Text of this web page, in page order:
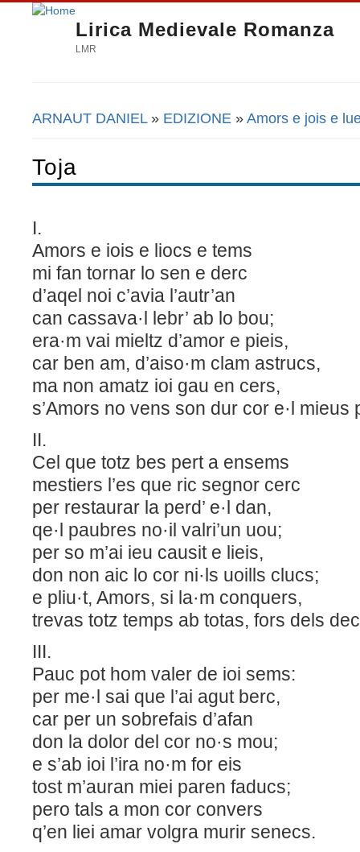
Lirica Medievale Romanza
LMR
Tu sei qui
ARNAUT DANIEL» EDIZIONE » Amors e jois e
Toja
I.
Amors e iois e liocs e tems
mi fan tornar lo sen e derc
d’aqel noi c’avia l’autr’an
can cassava·l lebr’ ab lo bou;
era·m vai mieltz d’amor e pieis,
car ben am, d’aiso·m clam astrucs,
ma non amatz ioi gau en cers,
s’Amors no vens son dur cor e·l mieus
II.
Cel que totz bes pert a ensems
mestiers l’es que ric segnor cerc
per restaurar la perd’ e·l dan,
qe·l paubres no·il valri’un uou;
per so m’ai ieu causit e lieis,
don non aic lo cor ni·ls uoills clucs;
e pliu·t, Amors, si la·m conquers,
trevas totz temps ab totas, fors dels
III.
Pauc pot hom valer de ioi sems:
per me·l sai que l’ai agut berc,
car per un sobrefais d’afan
don la dolor del cor no·s mou;
e s’ab ioi l’ira no·m for eis
tost m’auran miei paren faducs;
pero tals a mon cor convers
q’en liei amar volgra murir senecs.